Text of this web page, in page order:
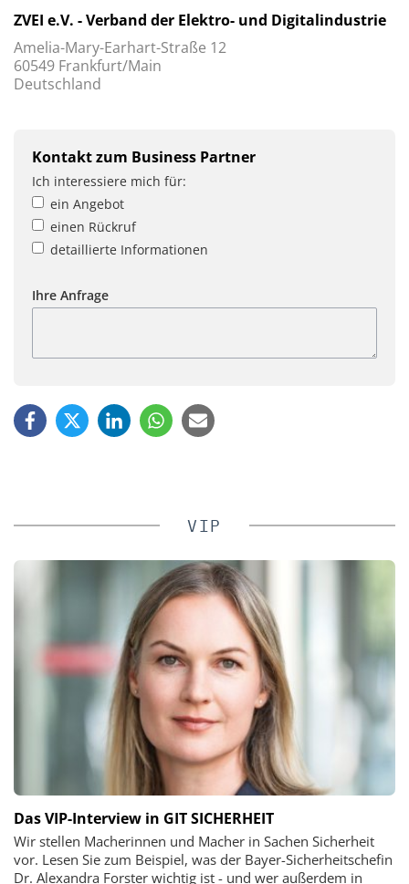
ZVEI e.V. - Verband der Elektro- und Digitalindustrie
Amelia-Mary-Earhart-Straße 12
60549 Frankfurt/Main
Deutschland
Kontakt zum Business Partner
Ich interessiere mich für:
ein Angebot
einen Rückruf
detaillierte Informationen
Ihre Anfrage
VIP
Das VIP-Interview in GIT SICHERHEIT
Wir stellen Macherinnen und Macher in Sachen Sicherheit
vor. Lesen Sie zum Beispiel, was der Bayer-Sicherheitschefin
Dr. Alexandra Forster wichtig ist - und wer außerdem in